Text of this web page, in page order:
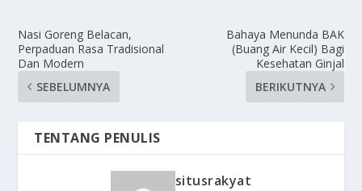
Nasi Goreng Belacan,
Perpaduan Rasa Tradisional
Dan Modern
SEBELUMNYA
Bahaya Menunda BAK
(Buang Air Kecil) Bagi
Kesehatan Ginjal
BERIKUTNYA
TENTANG PENULIS
situsrakyat